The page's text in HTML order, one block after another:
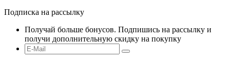
Подписка на рассылку
Получай больше бонусов. Подпишись на рассылку и
получи дополнительную скидку на покупку